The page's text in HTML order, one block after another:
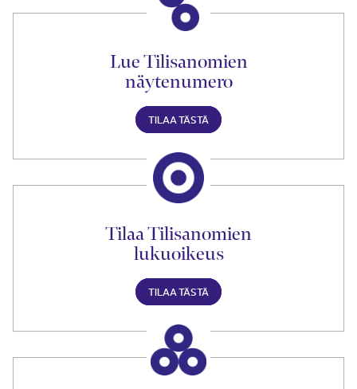
Lue Tilisanomien
näytenumero
TILAA TÄSTÄ
Tilaa Tilisanomien
lukuoikeus
TILAA TÄSTÄ